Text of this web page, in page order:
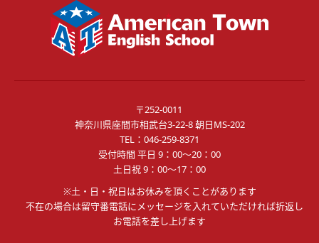
〒252-0011
神奈川県座間市相武台3-22-8 朝日MS-202
TEL： 046-259-8371
受付時間 平日 9：00～20：00
土日祝 9：00～17：00
※土・日・祝日はお休みを頂くことがあります
不在の場合は留守番電話にメッセージを入れていただければ折返し
お電話を差し上げます